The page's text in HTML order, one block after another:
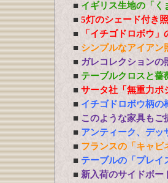
■ イギリス生地の「く
■ 5灯のシェード付き
■ 「イチゴドロボウ
■ シンプルなアイアン
■ ガレコレクションの
■ テーブルクロスと薔
■ サータ社「無重力
■ イチゴドロボウ柄の
■ このような家具もご
■ アンティーク、デッ
■ フランスの「キャビ
■ テーブルの「プレイ
■ 新入荷のサイドボー